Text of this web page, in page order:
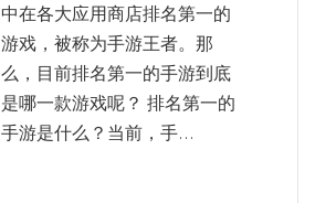
中在各大应用商店排名第一的
游戏，被称为手游王者。那
么，目前排名第一的手游到底
是哪一款游戏呢？ 排名第一的
手游是什么？当前，手...